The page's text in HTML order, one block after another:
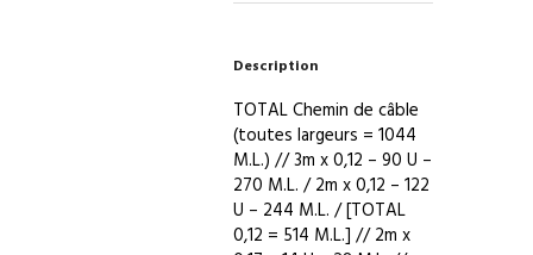
/
/
0,22
/
0,
33]
Description
TOTAL Chemin de câble
(toutes largeurs = 1044
M.L.) // 3m x 0,12 – 90 U –
270 M.L. / 2m x 0,12 – 122
U – 244 M.L. / [TOTAL
0,12 = 514 M.L.] // 2m x